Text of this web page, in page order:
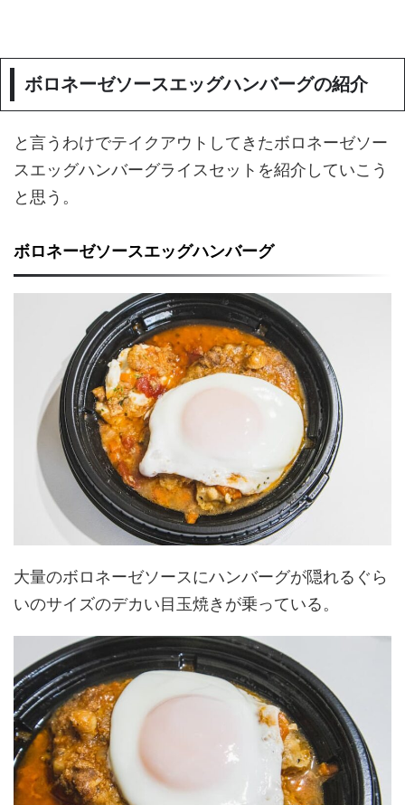
ボロネーゼソースエッグハンバーグの紹介
と言うわけでテイクアウトしてきたボロネーゼソー
スエッグハンバーグライスセットを紹介していこう
と思う。
ボロネーゼソースエッグハンバーグ
大量のボロネーゼソースにハンバーグが隠れるぐら
いのサイズのデカい目玉焼きが乗っている。